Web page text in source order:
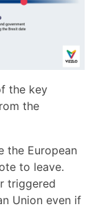
the key
the
the European
to leave.
triggered
Union even if